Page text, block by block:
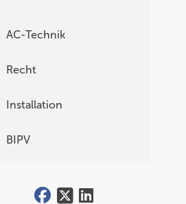
AC-Technik
Recht
Installation
BIPV